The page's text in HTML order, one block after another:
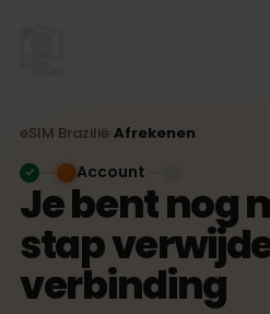
eSIM Brazilië Afrekenen
Je bent nog
stap
verbinding
Account